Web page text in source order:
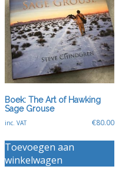
Boek: The Art of Hawking
Sage Grouse
€80.00
inc. VAT
Toevoegen aan
winkelwagen